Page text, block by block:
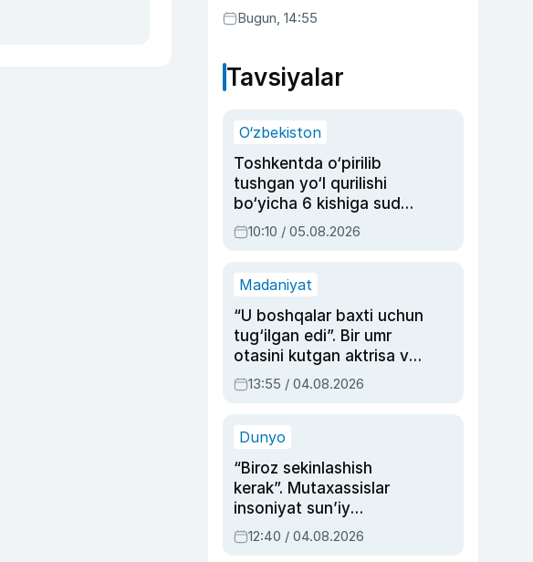
Bugun, 14:55
Tavsiyalar
O‘zbekiston
Toshkentda o‘pirilib
tushgan yo‘l qurilishi
bo‘yicha 6 kishiga sud
hukmi o‘qildi
10:10 / 05.08.2026
Madaniyat
“U boshqalar baxti uchun
tug‘ilgan edi”. Bir umr
otasini kutgan aktrisa va
dublyaj ustasi Rimma
Ahmedovaning
13:55 / 04.08.2026
Dunyo
“Biroz sekinlashish
kerak”. Mutaxassislar
insoniyat sun’iy
intellektni boshqara
olmay qolishidan xavotir
12:40 / 04.08.2026